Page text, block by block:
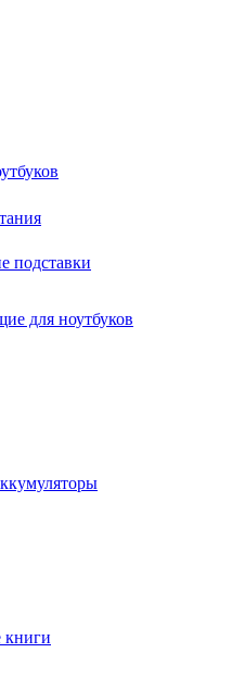
подставки
для ноутбуков
книги